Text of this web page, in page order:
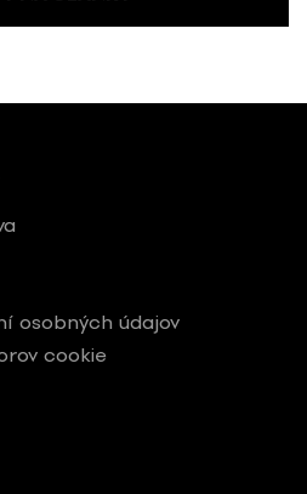
osobných údajov
cookie